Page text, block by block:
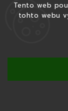
Tento web
tohto webu